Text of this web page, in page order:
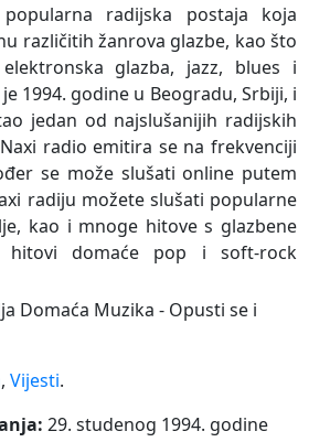
radijska postaja koja
različitih žanrova glazbe, kao što
glazba, jazz, blues i
1994. godine u Beogradu, Srbiji, i
jedan od najslušanijih radijskih
radio emitira se na frekvenciji
se može slušati online putem
radiju možete slušati popularne
kao i mnoge hitove s glazbene
hitovi domaće pop i soft-rock
Domaća Muzika - Opusti se i
, Vijesti.
29. studenog 1994. godine